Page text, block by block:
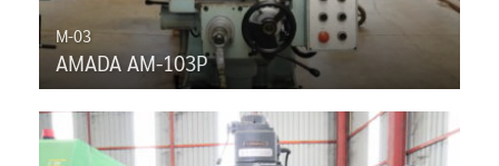
M-03
AMADA AM-103P